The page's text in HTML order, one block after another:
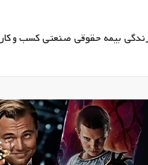
بیمهحقوقی صنعتیکسب و کار